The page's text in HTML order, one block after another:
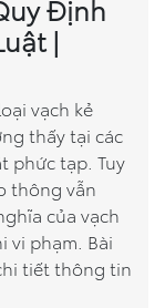
Định
|
vạch kẻ
thấy tại các
phức tạp. Tuy
thông vẫn
của vạch
vi phạm. Bài
tiết thông tin